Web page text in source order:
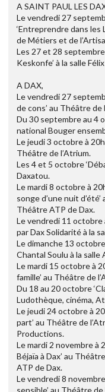
A SAINT PAUL LES
Le vendredi 27
‘Entreprendre dans les
de Métiers et de
Les 27 et 28
Keskonfe’ à la salle
A DAX,
Le vendredi 27
de cons’ au Théâtre de
Du 30 septembre au 4
national Bouger
Le jeudi 3 octobre à
Théâtre de l’Atrium.
Les 4 et 5 octobre
Daxatou.
Le mardi 8 octobre à
songe d’une nuit
Théâtre ATP de Dax.
Le vendredi 11 octobre
par Dax Solidarité à la
Le dimanche 13
Chantal Soulu à la salle
Le mardi 15 octobre à
famille’ au Théâtre de
Du 18 au 20 octobre
Ludothèque, cinéma,
Le jeudi 24 octobre à
part’ au Théâtre de
Productions.
Le mardi 2 novembre à
Béjaïa à Dax’ au
ATP de Dax.
Le vendredi 8
sensible’ au Théâtre